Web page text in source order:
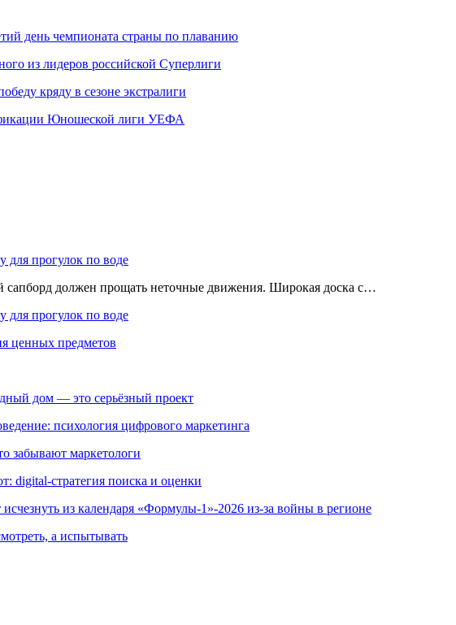
день чемпионата страны по плаванию
из лидеров российской Суперлиги
кряду в сезоне экстралиги
Юношеской лиги УЕФА
для прогулок по воде
сапборд должен прощать неточные движения. Широкая доска с…
для прогулок по воде
ценных предметов
дом — это серьёзный проект
психология цифрового маркетинга
забывают маркетологи
digital-стратегия поиска и оценки
из календаря «Формулы-1»-2026 из-за войны в регионе
а испытывать